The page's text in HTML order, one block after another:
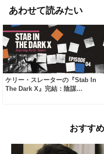
あわせて読みたい
ケリー・スレーターの『Stab In
The Dark X』完結：陰謀…
おすす